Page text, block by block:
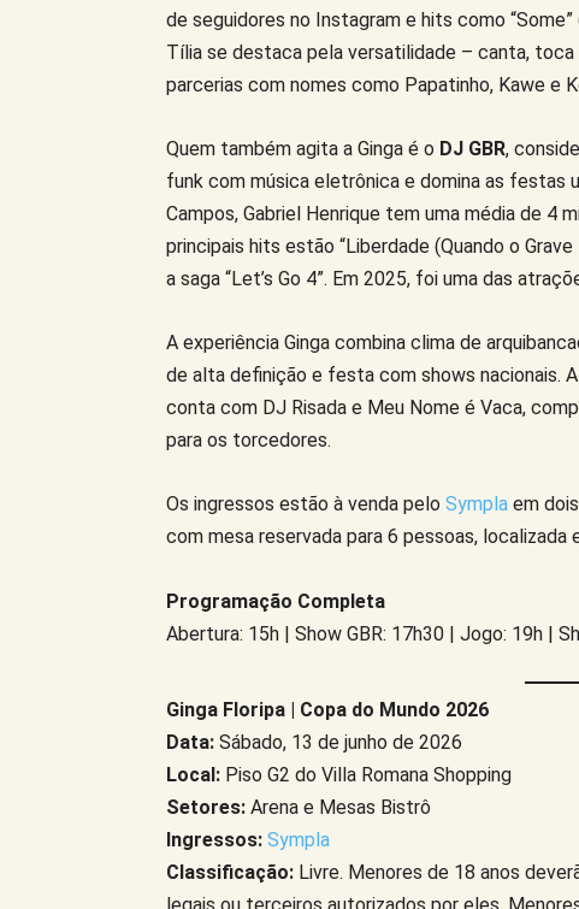
de seguidores no Instagram e hits como “Some”
Tília se destaca pela versatilidade – canta,
parcerias com nomes como Papatinho, Kawe e
Quem também agita a Ginga é o DJ GBR,
funk com música eletrônica e domina as festas
Campos, Gabriel Henrique tem uma média de 4
principais hits estão “Liberdade (Quando o
a saga “Let’s Go 4”. Em 2025, foi uma das
A experiência Ginga combina clima de
de alta definição e festa com shows nacionais.
conta com DJ Risada e Meu Nome é Vaca,
para os torcedores.
Os ingressos estão à venda pelo Sympla em
com mesa reservada para 6 pessoas, localizada
Programação Completa
Abertura: 15h | Show GBR: 17h30 | Jogo: 19h |
Ginga Floripa | Copa do Mundo 2026
Data: Sábado, 13 de junho de 2026
Local: Piso G2 do Villa Romana Shopping
Setores: Arena e Mesas Bistrô
Ingressos: Sympla
Classificação: Livre. Menores de 18 anos